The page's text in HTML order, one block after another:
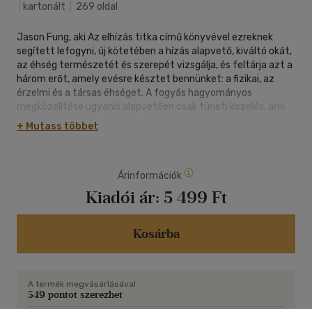
kartonált 269 oldal
Jason Fung, aki Az elhízás titka című könyvével ezreknek
segített lefogyni, új kötetében a hízás alapvető, kiváltó okát,
az éhség természetét és szerepét vizsgálja, és feltárja azt a
három erőt, amely evésre késztet bennünket: a fizikai, az
érzelmi és a társas éhséget. A fogyás hagyományos
megközelítése ugyanis alapvetően csak tüneti kezelés, ami
nem jelent tartós sikert. A tartós siker kulcsa ugyanis az
éhségérzet kezelése, hiszen ezen keresztül tudjuk
A könyv három aranyszabállyal és ötven gyakorlati tanáccsal
segít felismerni és kezelni az éhséget: megtanítja, hogyan
szakítsd meg az érzelmi evés körforgását, hogyan lassítsd az
emésztést, és hogyan állj ellen a folyamatos evésre
"A legtöbb fogyókúra azért bukik el, mert rossz kérdést tesz
fel. Jason Fung könyve nem azt kérdezi, hogyan együnk
+ Mutass többet
Árinformációk
Kiadói ár: 5 499 Ft
Kosárba
A termék megvásárlásával
549 pontot szerezhet